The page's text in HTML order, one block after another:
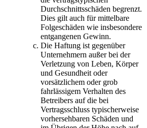
Durchschnittsschäden begrenzt.
Dies gilt auch für mittelbare
Folgeschäden wie insbesondere
entgangenen Gewinn.
Die Haftung ist gegenüber
Unternehmern außer bei der
Verletzung von Leben, Körper
und Gesundheit oder
vorsätzlichem oder grob
fahrlässigem Verhalten des
Betreibers auf die bei
Vertragsschluss typischerweise
vorhersehbaren Schäden und